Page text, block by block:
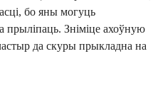
бо яны могуць
прыліпаць. Зніміце ахоўную
да скуры прыкладна на